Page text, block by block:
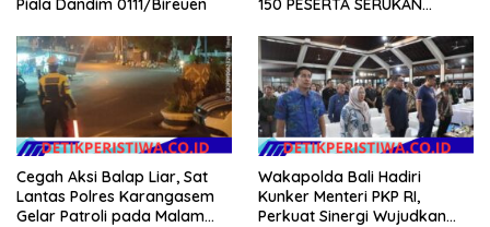
Cegah Aksi Balap Liar, Sat
Lantas Polres Karangasem
Gelar Patroli pada Malam
Wakapolda Bali Hadiri
Kunker Menteri PKP RI,
Perkuat Sinergi Wujudkan